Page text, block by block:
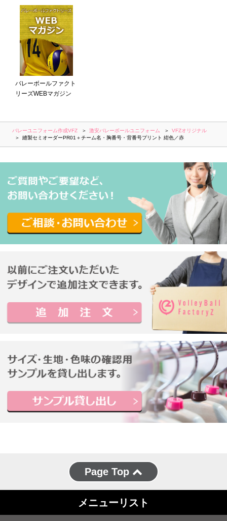
バレーボールファクト
リーズWEBマガジン
バレーユニフォーム作成VFZ 激安バレーボールユニフォーム
VFZオリジナル
縫製セミオーダーPR01＋チーム名・胸番号・背番号プリント 紺色／赤
Page Top
メニューリスト